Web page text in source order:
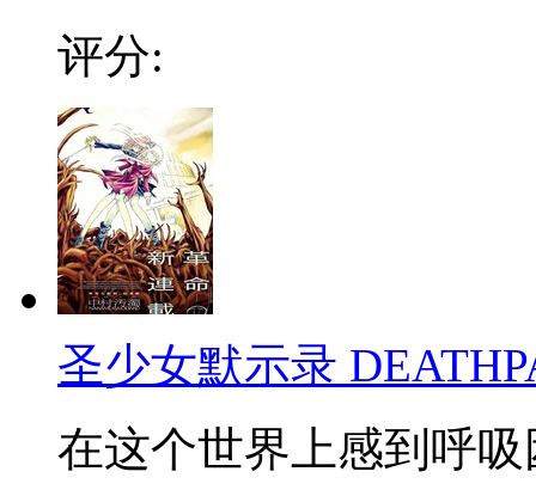
评分:
圣少女默示录
在这个世界上感到呼